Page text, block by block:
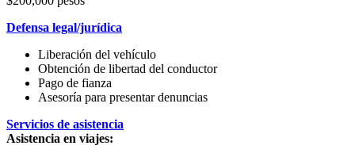
Defensa legal/jurídica
Liberación del vehículo
Obtención de libertad del conductor
Pago de fianza
Asesoría para presentar denuncias
Servicios de asistencia
Asistencia en viajes: